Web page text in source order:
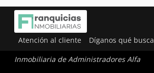
Atención al cliente Díganos qué busca
Inmobiliaria de Administradores Alfa